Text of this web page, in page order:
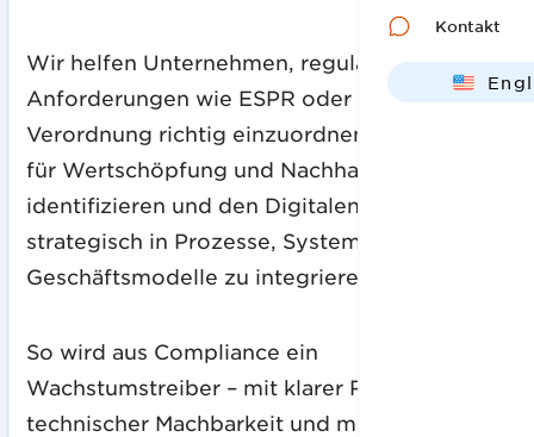
Kontakt
Wir helfen Unternehmen, regulatorische
Anforderungen wie ESPR oder EU-
Verordnung richtig einzuordnen, Potenziale
für Wertschöpfung und Nachhaltigkeit zu
identifizieren und den Digitalen Produktpass
strategisch in Prozesse, Systeme und
Geschäftsmodelle zu integrieren.
So wird aus Compliance ein
Wachstumstreiber – mit klarer Roadmap,
technischer Machbarkeit und messbarem